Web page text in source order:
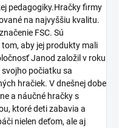
pedagogiky.Hračky firmy
na najvyššiu kvalitu.
FSC. Sú
aby jej produkty mali
Janod založil v roku
počiatku sa
hračiek. V dnešnej dobe
a náučné hračky s
ktoré deti zabavia a
nielen deťom, ale aj